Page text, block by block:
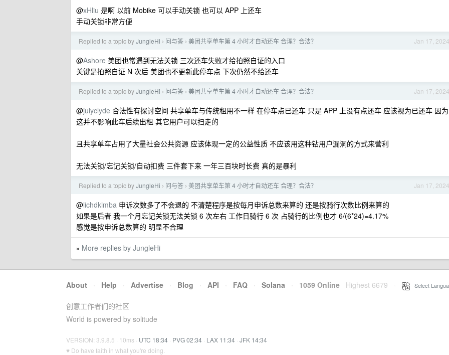
@xHliu 是啊 以前 Mobike 可以手动关锁 也可以 APP 上还车
手动关锁非常方便
Jan 17, 2024
Replied to a topic byJungleHi › 问与答 › 美团共享单车第 4 小时才自动还车 合理？合法？
@Ashore 美团也常遇到无法关锁 三次还车失败才给拍照自证的入口
关键是拍照自证 N 次后 美团也不更新此停车点 下次仍然不给还车
Jan 17, 2024
Replied to a topic byJungleHi › 问与答 › 美团共享单车第 4 小时才自动还车 合理？合法？
@julyclyde 合法性有探讨空间 共享单车与传统租用不一样 在停车点已还车 只是 APP 上没有点还车 应该视为已还车 因为
这并不影响此车后续出租 其它用户可以扫走的
且共享单车占用了大量社会公共资源 应该体现一定的公益性质 不应该用这种钻用户漏洞的方式来营利
无法关锁/忘记关锁/自动扣费 三件套下来 一年三百块时长费 真的是暴利
Jan 17, 2024
Replied to a topic byJungleHi › 问与答 › 美团共享单车第 4 小时才自动还车 合理？合法？
@lichdkimba 申诉次数多了不会退的 不清楚程序是按每月申诉总数来算的 还是按骑行次数比例来算的
如果是后者 我一个月忘记关锁无法关锁 6 次左右 工作日骑行 6 次 占骑行的比例也才 6/(6*24)=4.17%
感觉是按申诉总数算的 明显不合理
» More replies by JungleHi
About · Help · Advertise · Blog · API · FAQ · Solana · 1059 Online Highest 6679 Select
创意工作者们的社区
World is powered by solitude
VERSION: 3.9.8.5 · 10ms · UTC 18:34 · PVG 02:34 · LAX 11:34 · JFK 14:34
♥ Do have faith in what you're doing.